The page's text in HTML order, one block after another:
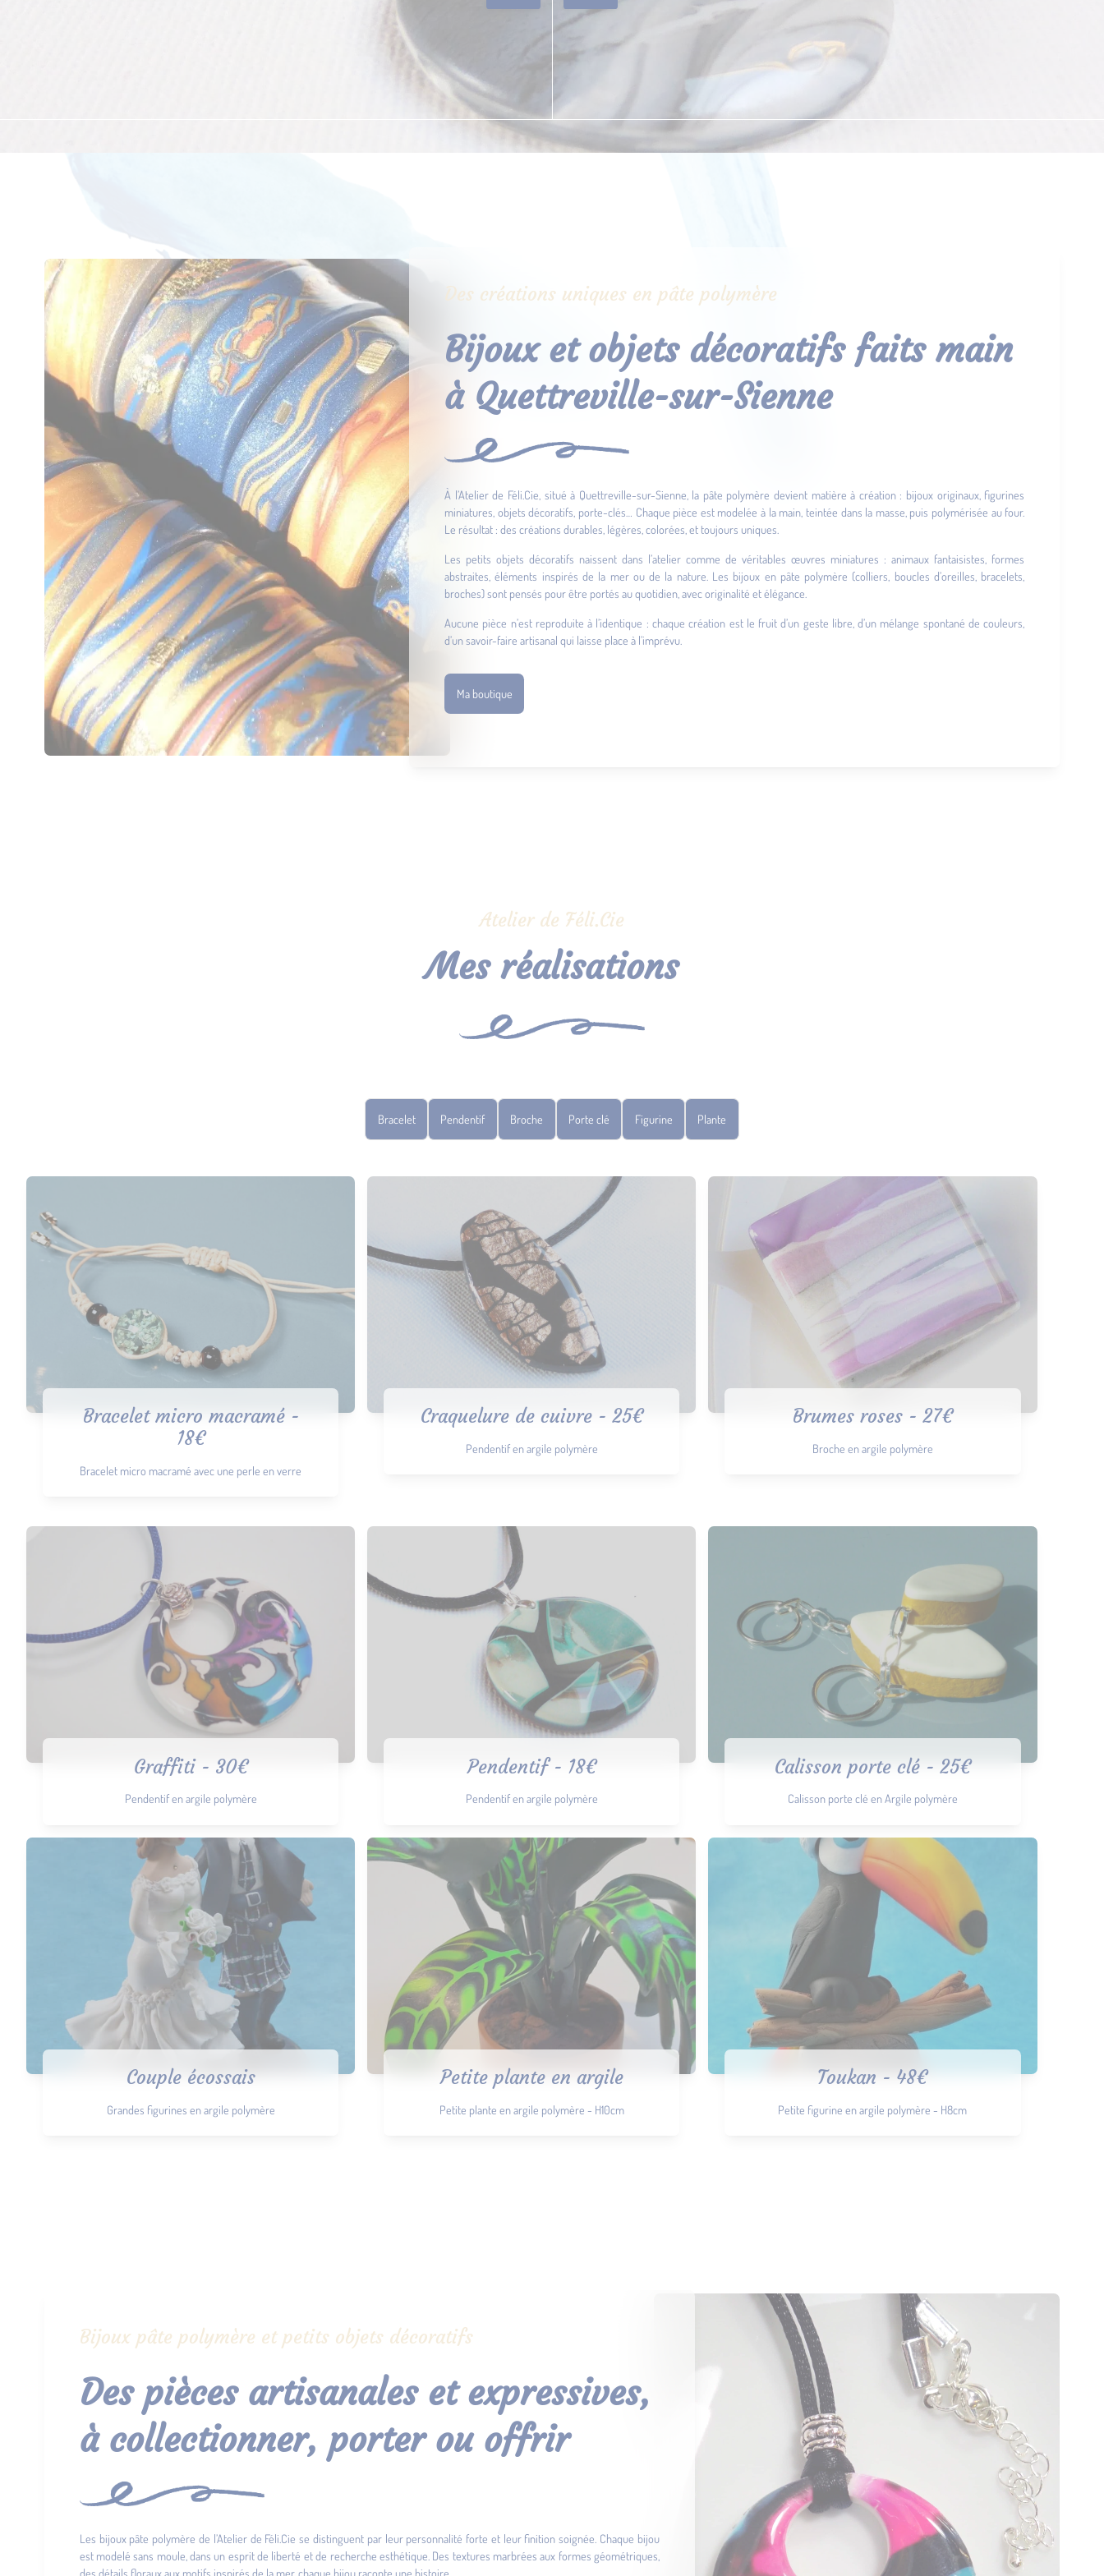
Des créations uniques en pâte polymère
Bijoux et objets décoratifs faits main
à Quettreville-sur-Sienne
À l’Atelier de Féli.Cie, situé à Quettreville-sur-Sienne, la pâte polymère devient matière à création : bijoux originaux, figurines
miniatures, objets décoratifs, porte-clés… Chaque pièce est modelée à la main, teintée dans la masse, puis polymérisée au four.
Le résultat : des créations durables, légères, colorées, et toujours uniques.
Les petits objets décoratifs naissent dans l’atelier comme de véritables œuvres miniatures : animaux fantaisistes, formes
abstraites, éléments inspirés de la mer ou de la nature. Les bijoux en pâte polymère (colliers, boucles d’oreilles, bracelets,
broches) sont pensés pour être portés au quotidien, avec originalité et élégance.
Aucune pièce n’est reproduite à l’identique : chaque création est le fruit d’un geste libre, d’un mélange spontané de couleurs,
d’un savoir-faire artisanal qui laisse place à l’imprévu.
Ma boutique
Atelier de Féli.Cie
Mes réalisations
Bracelet Pendentif Broche Porte clé Figurine Plante
Bracelet micro macramé -
18€
Bracelet micro macramé avec une perle en verre
Craquelure de cuivre - 25€
Pendentif en argile polymère
Brumes roses - 27€
Broche en argile polymère
Graffiti - 30€
Pendentif en argile polymère
Pendentif - 18€
Pendentif en argile polymère
Calisson porte clé - 25€
Calisson porte clé en Argile polymère
Couple écossais
Grandes figurines en argile polymère
Petite plante en argile
Petite plante en argile polymère - H10cm
Toukan - 48€
Petite figurine en argile polymère - H8cm
Bijoux pâte polymère et petits objets décoratifs
Des pièces artisanales et expressives,
à collectionner, porter ou offrir
Les bijoux pâte polymère de l’Atelier de Féli.Cie se distinguent par leur personnalité forte et leur finition soignée. Chaque bijou
est modelé sans moule, dans un esprit de liberté et de recherche esthétique. Des textures marbrées aux formes géométriques,
des détails floraux aux motifs inspirés de la mer, chaque bijou raconte une histoire.